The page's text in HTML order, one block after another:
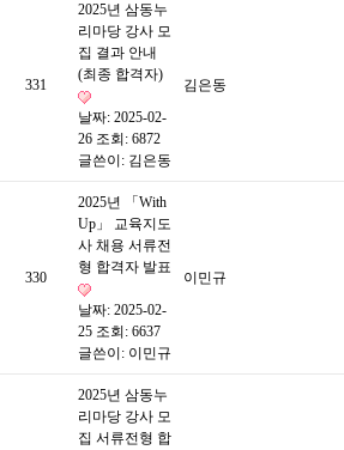
331
2025년 삼동누
리마당 강사 모
집 결과 안내
(최종 합격자)
날짜: 2025-02-
26 조회: 6872
글쓴이: 김은동
김은동
330
2025년 「With
Up」 교육지도
사 채용 서류전
형 합격자 발표
날짜: 2025-02-
25 조회: 6637
글쓴이: 이민규
이민규
2025년 삼동누
리마당 강사 모
집 서류전형 합